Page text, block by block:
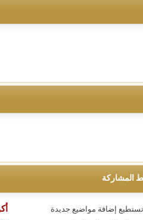
المشاركة
تستطيع إضافة مواضيع جديدة